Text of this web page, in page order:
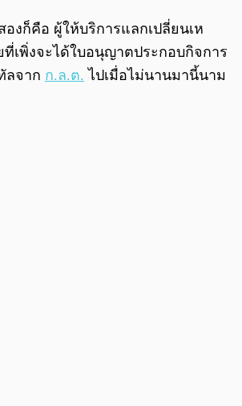
งก็คือ ผู้ให้บริการแลกเปลี่ยนเห
เพิ่งจะได้ใบอนุญาตประกอบกิจการ
ลจาก ก.ล.ต. ไปเมื่อไม่นานมานี้นาม